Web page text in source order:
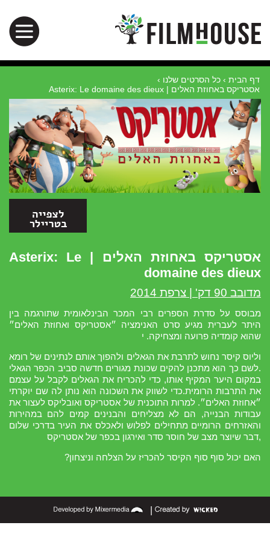
דף הבית › כל הסרטים שלנו ›
אסטריקס באחוזת האלים | Asterix: Le domaine des dieux
אסטריקס באחוזת האלים | Asterix: Le
domaine des dieux
מדובב 90 דק' | צרפת 2014
מבוסס על סדרת הספרים רבי המכר הבינלאומית שתורגמה בין
היתר לעברית מגיע סרט האנימציה ״אסטריקס ואחוזת האלים״
שהוא קומדיה פרועה ומצחיקה. י
וליוס קיסר נחוש לתרבת את הגאלים ולהפוך אותם לנתינים של רומא
.לשם כך הוא מתכנן להקים שכונת מגורים חדשה סביב הכפר הגאלי
במקום היער המקיף אותו, כדי להכריח את הגאלים לקבל על עצמם
את התרבות הרומית.כדי לשווק את השכונה הוא נותן לה שם יוקרתי
״אחוזת האלים״. למרות התוכנית של אסטריקס ואובליקס לעצור את
עבודות הבנייה, הם לא מצליחים והבנינים קמים להם במהירות
והאזרחים הרומיים מתחילים לפלוש ולאכלס את העיר בדרכי שלום
,דבר שיוצר מצב של חוסר סדר ואירגון בכפר של אסטריקס
האם יכול סוף סוף הקיסר להכריז על הצלחה וניצחון?